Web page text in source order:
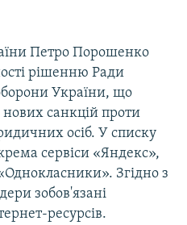
Петро Порошенко
рішенню Ради
України, що
нових санкцій проти
осіб. У списку
сервіси «Яндекс»,
Згідно з
зобов'язані
ресурсів.